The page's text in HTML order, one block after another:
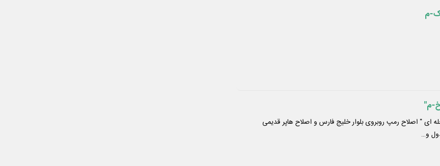
ای " اصلاح رمپ روبروی بلوار خلیج فارس و اصلاح هاپر قدیمی
و…